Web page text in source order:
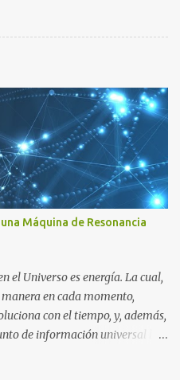
Máquina de Resonancia
el Universo es energía. La cual,
en cada momento,
con el tiempo, y, además,
de información universal lo